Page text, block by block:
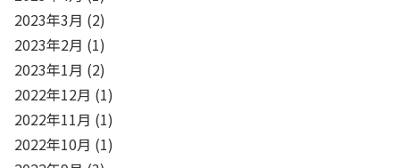
2023年3月 (2)
2023年2月 (1)
2023年1月 (2)
2022年12月 (1)
2022年11月 (1)
2022年10月 (1)